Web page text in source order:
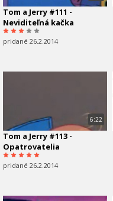
Tom a Jerry #111 -
Neviditeľná kačka
pridané 26.2.2014
6:22
Tom a Jerry #113 -
Opatrovatelia
pridané 26.2.2014